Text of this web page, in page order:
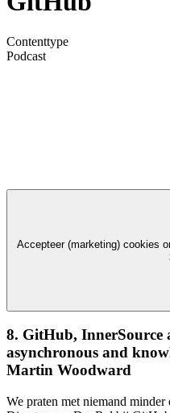
Contenttype
Podcast
Accepteer (marketing) cookies
8. GitHub, InnerSource
asynchronous and
Martin Woodward
We praten met niemand